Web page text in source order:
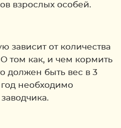
взрослых особей.
зависит от количества
О том как, и чем кормить
должен быть вес в 3
необходимо